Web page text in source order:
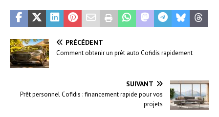
PRÉCÉDENT
Comment obtenir un prêt auto Cofidis rapidement
SUIVANT
Prêt personnel Cofidis : financement rapide pour vos
projets